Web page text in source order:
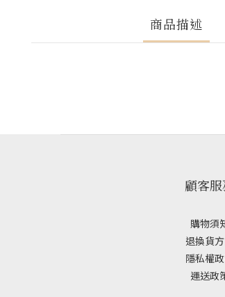
商品描述
顧客
購物須
退換貨
隱私權
運送政